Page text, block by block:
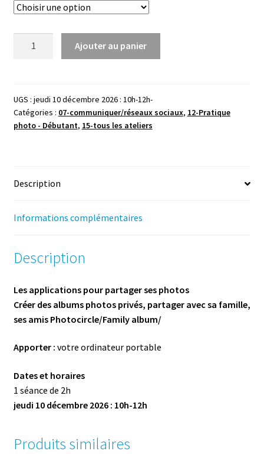
photos
-
Décembre-
Ajouter au panier
UGS : jeudi 10 décembre 2026 : 10h-12h-
Catégories : 07-communiquer/réseaux sociaux, 12-Pratique
photo - Débutant, 15-tous les ateliers
Description
Informations complémentaires
Description
Les applications pour partager ses photos
Créer des albums photos privés, partager avec sa famille,
ses amis Photocircle/Family album/
Apporter : votre ordinateur portable
Dates et horaires
1 séance de 2h
jeudi 10 décembre 2026 : 10h-12h
Produits similaires